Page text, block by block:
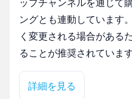
ップチャンネルを通じて
ングとも連動しています
く変更される場合がある
ることが推奨されています
詳細を見る